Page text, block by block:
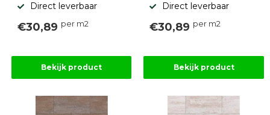
Direct leverbaar
€30,89 per m2
Bekijk product
Direct leverbaar
€30,89 per m2
Bekijk product